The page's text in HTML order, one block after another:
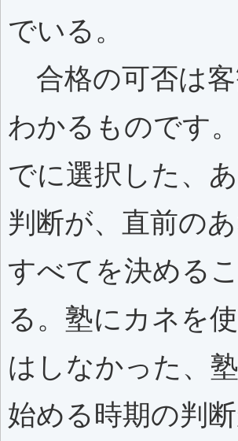
でいる。
合格の可否は客
わかるものです
でに選択した、
判断が、直前の
すべてを決める
る。塾にカネを
はしなかった、
始める時期の判